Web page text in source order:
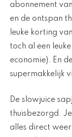
abonnement
en de ontspan
leuke korting
toch al een
economie). En
supermakkelijk
De slowjuice
thuisbezorgd.
alles direct